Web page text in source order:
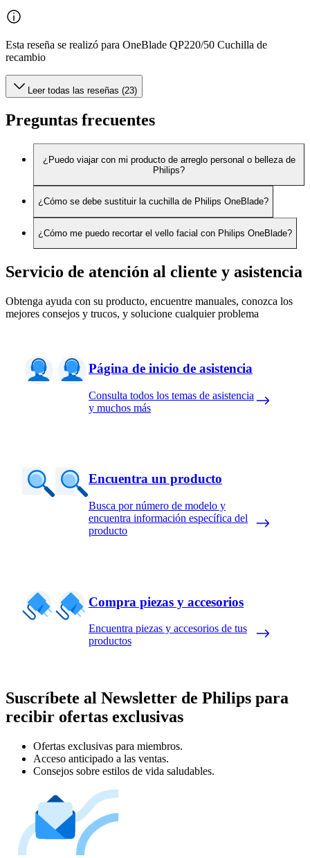
Esta reseña se realizó para OneBlade QP220/50 Cuchilla de
recambio
Leer todas las reseñas (23)
Preguntas frecuentes
¿Puedo viajar con mi producto de arreglo personal o belleza de
Philips?
¿Cómo se debe sustituir la cuchilla de Philips OneBlade?
¿Cómo me puedo recortar el vello facial con Philips OneBlade?
Servicio de atención al cliente y asistencia
Obtenga ayuda con su producto, encuentre manuales, conozca los
mejores consejos y trucos, y solucione cualquier problema
Página de inicio de asistencia
Consulta todos los temas de asistencia
y muchos más
Encuentra un producto
Busca por número de modelo y
encuentra información específica del
producto
Compra piezas y accesorios
Encuentra piezas y accesorios de tus
productos
Suscríbete al Newsletter de Philips para
recibir ofertas exclusivas
Ofertas exclusivas para miembros.
Acceso anticipado a las ventas.
Consejos sobre estilos de vida saludables.